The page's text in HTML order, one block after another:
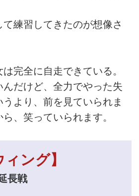
習してきたのが想像さ
完全に自走できている。
だけど、全力でやった失
より、前を見ていられま
、笑っていられます。
ィング】
長戦